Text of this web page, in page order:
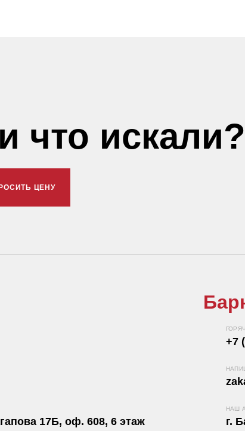
что искали?
ЦЕНУ
17Б, оф. 608, 6 этаж
+7
НАШ
г.